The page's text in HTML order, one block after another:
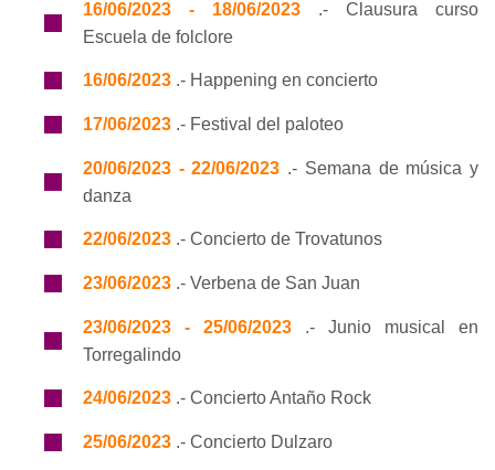
16/06/2023 - 18/06/2023 .- Clausura curso
Escuela de folclore
16/06/2023 .- Happening en concierto
17/06/2023 .- Festival del paloteo
20/06/2023 - 22/06/2023 .- Semana de música y
danza
22/06/2023 .- Concierto de Trovatunos
23/06/2023 .- Verbena de San Juan
23/06/2023 - 25/06/2023 .- Junio musical en
Torregalindo
24/06/2023 .- Concierto Antaño Rock
25/06/2023 .- Concierto Dulzaro